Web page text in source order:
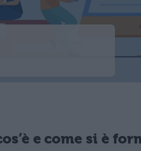
e come si è